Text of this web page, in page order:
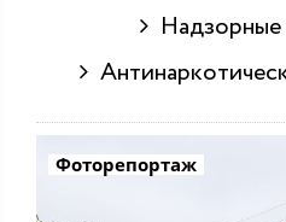
Надзорные
Фоторепортаж